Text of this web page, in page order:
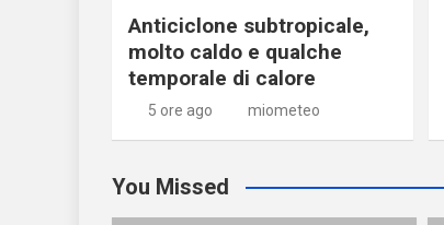
Anticiclone subtropicale,
molto caldo e qualche
temporale di calore
5 ore ago miometeo
You Missed